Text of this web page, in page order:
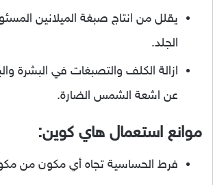
يقلل من انتاج صبغة الميلانين
الجلد.
ازالة الكلف والتصبغات في البشرة
عن اشعة الشمس الضارة.
موانع استعمال هاي كوين:
فرط الحساسية تجاه أي مكون من